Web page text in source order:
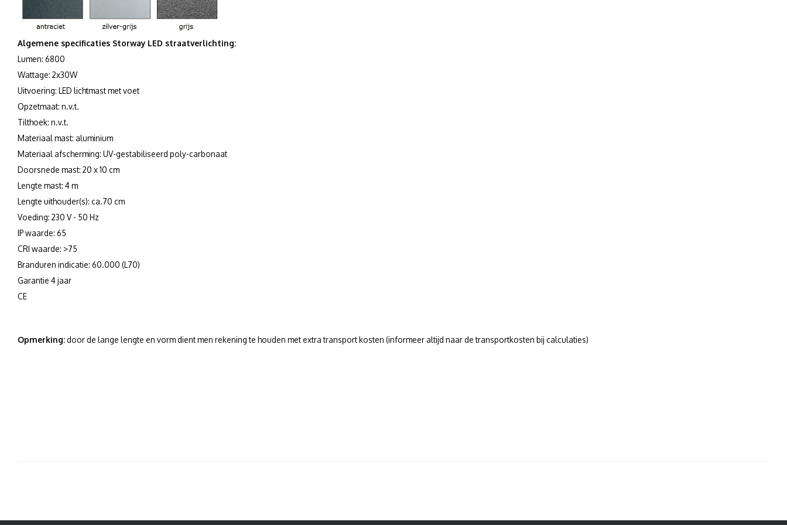
Algemene specificaties Storway LED straatverlichting:
Lumen: 6800
Wattage: 2x30W
Uitvoering: LED lichtmast met voet
Opzetmaat: n.v.t.
Tilthoek: n.v.t.
Materiaal mast: aluminium
Materiaal afscherming: UV-gestabiliseerd poly-carbonaat
Doorsnede mast: 20 x 10 cm
Lengte mast: 4 m
Lengte uithouder(s): ca.70 cm
Voeding: 230 V - 50 Hz
IP waarde: 65
CRI waarde: >75
Branduren indicatie: 60.000 (L70)
Garantie 4 jaar
CE
Opmerking:door de lange lengte en vorm dient men rekening te houden met extra transport kosten (informeer altijd naar de transportkosten bij calculaties)